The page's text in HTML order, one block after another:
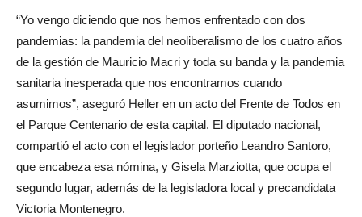
“Yo vengo diciendo que nos hemos enfrentado con dos
pandemias: la pandemia del neoliberalismo de los cuatro años
de la gestión de Mauricio Macri y toda su banda y la pandemia
sanitaria inesperada que nos encontramos cuando
asumimos”, aseguró Heller en un acto del Frente de Todos en
el Parque Centenario de esta capital. El diputado nacional,
compartió el acto con el legislador porteño Leandro Santoro,
que encabeza esa nómina, y Gisela Marziotta, que ocupa el
segundo lugar, además de la legisladora local y precandidata
Victoria Montenegro.